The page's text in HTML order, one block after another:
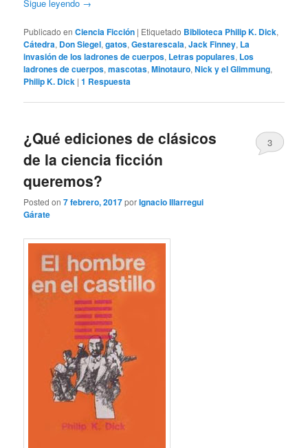
Sigue leyendo →
Publicado en Ciencia Ficción | Etiquetado Biblioteca Philip K. Dick,
Cátedra, Don Siegel,gatos,Gestarescala,Jack Finney, La
invasión de los ladrones de cuerpos, Letras populares, Los
ladrones de cuerpos,mascotas,Minotauro,Nick y el Glimmung,
Philip K. Dick |1 Respuesta
¿Qué ediciones de clásicos
de la ciencia ficción
queremos?
Posted on7 febrero, 2017porIgnacio Illarregui
Gárate
3